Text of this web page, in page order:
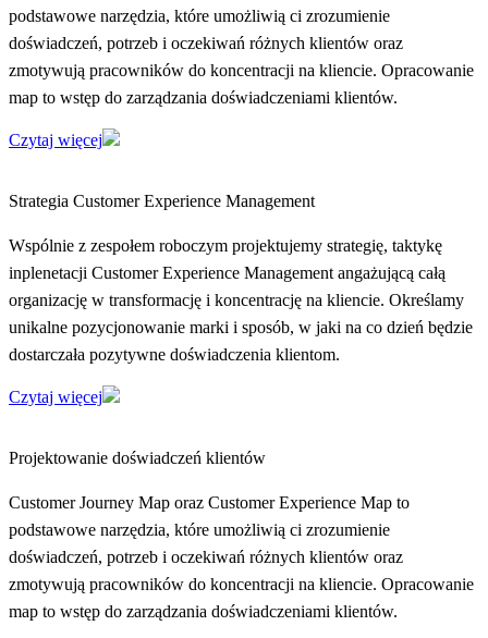
podstawowe narzędzia, które umożliwią ci zrozumienie
doświadczeń, potrzeb i oczekiwań różnych klientów oraz
zmotywują pracowników do koncentracji na kliencie. Opracowanie
map to wstęp do zarządzania doświadczeniami klientów.
Czytaj więcej
Strategia Customer Experience Management
Wspólnie z zespołem roboczym projektujemy strategię, taktykę
inplenetacji Customer Experience Management angażującą całą
organizację w transformację i koncentrację na kliencie. Określamy
unikalne pozycjonowanie marki i sposób, w jaki na co dzień będzie
dostarczała pozytywne doświadczenia klientom.
Czytaj więcej
Projektowanie doświadczeń klientów
Customer Journey Map oraz Customer Experience Map to
podstawowe narzędzia, które umożliwią ci zrozumienie
doświadczeń, potrzeb i oczekiwań różnych klientów oraz
zmotywują pracowników do koncentracji na kliencie. Opracowanie
map to wstęp do zarządzania doświadczeniami klientów.